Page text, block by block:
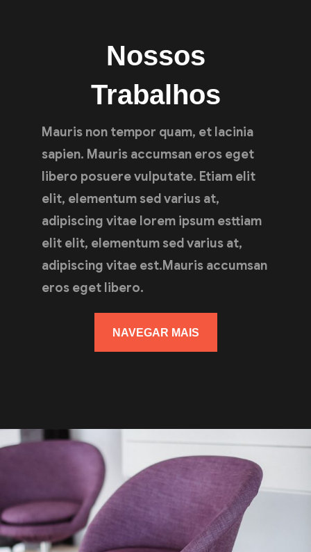
Nossos
Trabalhos
Mauris non tempor quam, et lacinia
sapien. Mauris accumsan eros eget
libero posuere vulputate. Etiam elit
elit, elementum sed varius at,
adipiscing vitae lorem ipsum esttiam
elit elit, elementum sed varius at,
adipiscing vitae est.Mauris accumsan
eros eget libero.
NAVEGAR MAIS